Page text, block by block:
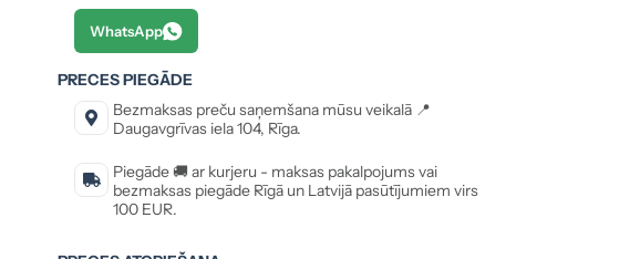
WhatsApp
PRECES PIEGĀDE
Bezmaksas preču saņemšana mūsu veikalā 📍
Daugavgrīvas iela 104, Rīga.
Piegāde 🚚 ar kurjeru - maksas pakalpojums vai
bezmaksas piegāde Rīgā un Latvijā pasūtījumiem virs
100 EUR.